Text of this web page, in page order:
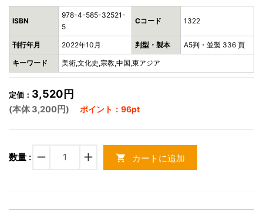
ISBN
978-4-585-32521-
5
Cコード 1322
刊行年月 2022年10月 判型・製本 A5判・並製 336 頁
キーワード 美術,文化史,宗教,中国,東アジア
定価： 3,520円
(本体 3,200円) ポイント：96pt
数量 : remove add shopping_cart カートに追加